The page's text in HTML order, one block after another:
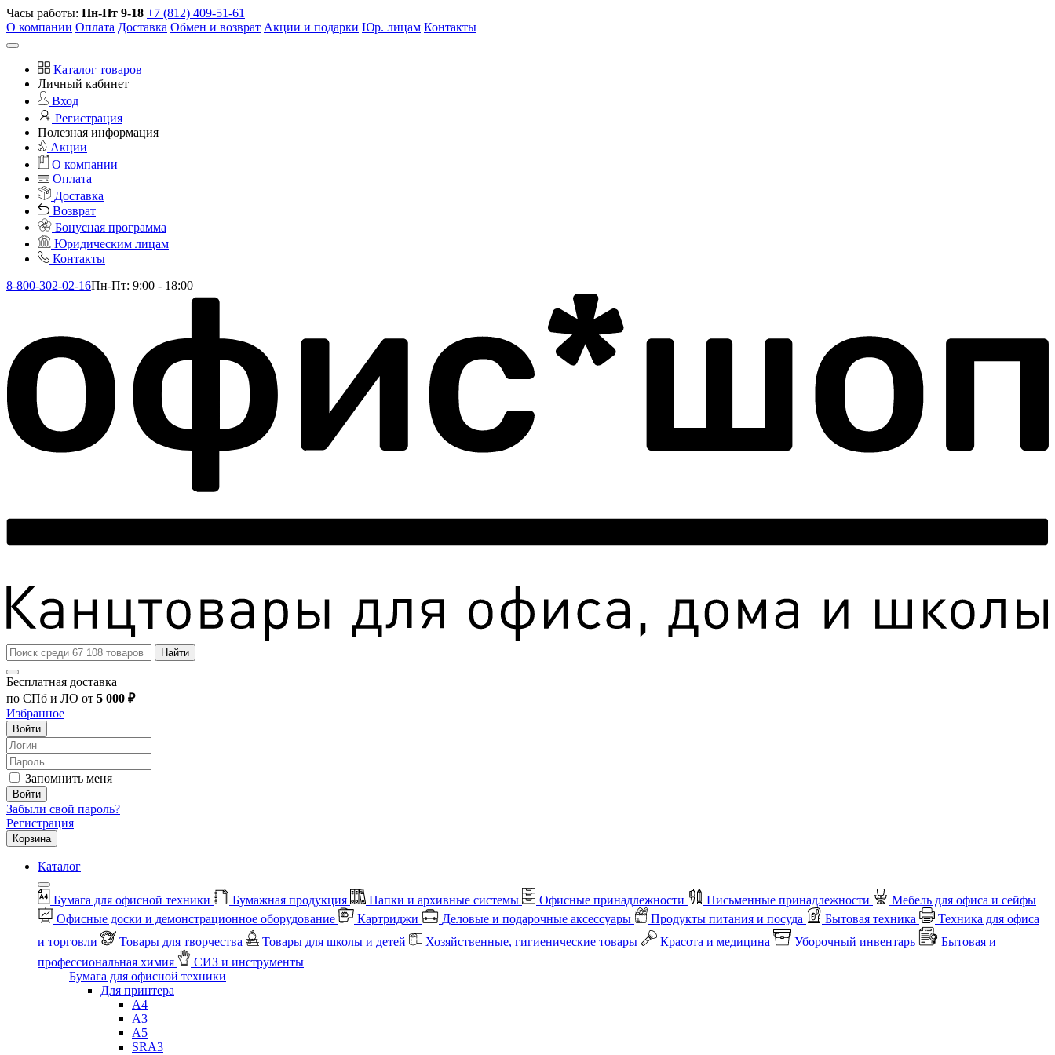
Часы работы: Пн-Пт 9-18 +7 (812) 409-51-61
О компании Оплата Доставка Обмен и возврат Акции и подарки Юр. лицам Контакты
Каталог товаров
Личный кабинет
Вход
Регистрация
Полезная информация
Акции
О компании
Оплата
Доставка
Возврат
Бонусная программа
Юридическим лицам
Контакты
8-800-302-02-16Пн-Пт: 9:00 - 18:00
Найти
Бесплатная доставка
по СПб и ЛО от 5 000 ₽
Избранное
Войти
Запомнить меня
Войти
Забыли свой пароль?
Регистрация
Корзина
Каталог
Бумага для офисной техники Бумажная продукция Папки и архивные системы Офисные принадлежности Письменные принадлежности
Мебель для офиса и сейфы
Офисные доски и демонстрационное оборудование
Картриджи Деловые и подарочные аксессуары Продукты питания и посуда Бытовая техника
Техника для офиса
и торговли
Товары для творчества Товары для школы и детей Хозяйственные, гигиенические товары Красота и медицина Уборочный инвентарь
Бытовая и
профессиональная химия
СИЗ и инструменты
Бумага для офисной техники
Для принтера
А4
А3
А5
SRA3